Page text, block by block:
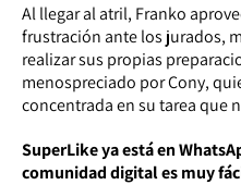
Al llegar al atril, Franko
frustración ante los jurados,
realizar sus propias
menospreciado por Cony,
concentrada en su tarea que
SuperLike ya está en
comunidad digital es muy